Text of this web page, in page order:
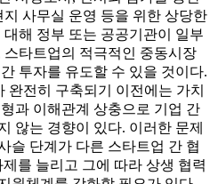
지 사무실 운영 등을 위한 상당한
해 정부 또는 공공기관이 일부
타트업의 적극적인 중동시장
투자를 유도할 수 있을 것이다.
완전히 구축되기 이전에는 가치
과 이해관계 상충으로 기업 간
않는 경향이 있다. 이러한 문제
슬 단계가 다른 스타트업 간 협
를 늘리고 그에 따라 상생 협력